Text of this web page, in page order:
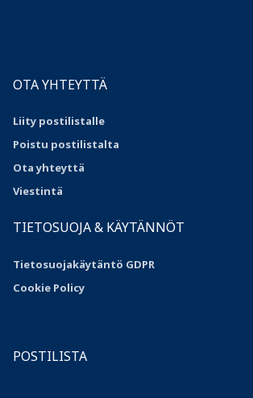
OTA YHTEYTTÄ
Liity postilistalle
Poistu postilistalta
Ota yhteyttä
Viestintä
TIETOSUOJA & KÄYTÄNNÖT
Tietosuojakäytäntö GDPR
Cookie Policy
POSTILISTA